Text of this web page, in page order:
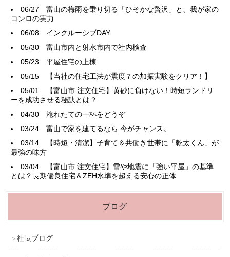
06/27富山の梅雨を乗り切る「ひそかな贅沢」と、我が家の
コンロの実力
06/08 インクルーシブDAY
05/30富山市内と射水市内で社内検査
05/23平屋住宅の上棟
05/15
【当社の住宅工法が震度７の加振実験をクリア！】
05/01
【富山市 注文住宅】黄砂に負けない！時短ランドリ
ーを成功させる秘訣とは？
04/30淹れたての一杯をどうぞ
03/24富山で家を建てるなら 今がチャンス。
03/14
【時短・清潔】子育て＆共働き世帯に「乾太くん」が
最強の味方
03/04
【富山市 注文住宅】雪や地震に「強い平屋」の基準
とは？長期優良住宅＆ZEH水準を超える安心の正体
ブログ
社長ブログ